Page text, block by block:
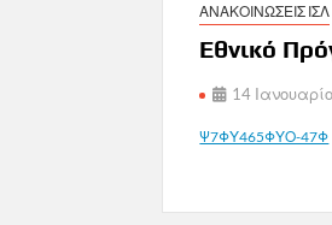
ΑΝΑΚΟΙΝΩΣΕΙΣ ΙΣΛ
Εθνικό
14
Ψ7ΦΥ465ΦΥΟ-47Φ